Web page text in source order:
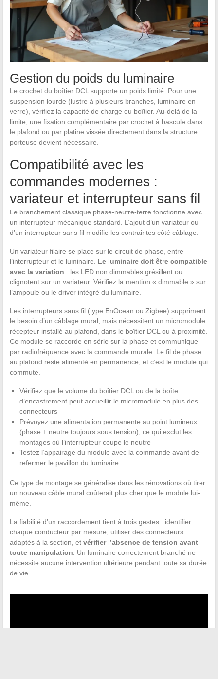
Gestion du poids du luminaire
Le crochet du boîtier DCL supporte un poids limité. Pour une
suspension lourde (lustre à plusieurs branches, luminaire en
verre), vérifiez la capacité de charge du boîtier. Au-delà de la
limite, une fixation complémentaire par crochet à bascule dans
le plafond ou par platine vissée directement dans la structure
porteuse devient nécessaire.
Compatibilité avec les
commandes modernes :
variateur et interrupteur sans fil
Le branchement classique phase-neutre-terre fonctionne avec
un interrupteur mécanique standard. L’ajout d’un variateur ou
d’un interrupteur sans fil modifie les contraintes côté câblage.
Un variateur filaire se place sur le circuit de phase, entre
l’interrupteur et le luminaire. Le luminaire doit être compatible
avec la variation : les LED non dimmables grésillent ou
clignotent sur un variateur. Vérifiez la mention « dimmable » sur
l’ampoule ou le driver intégré du luminaire.
Les interrupteurs sans fil (type EnOcean ou Zigbee) suppriment
le besoin d’un câblage mural, mais nécessitent un micromodule
récepteur installé au plafond, dans le boîtier DCL ou à proximité.
Ce module se raccorde en série sur la phase et communique
par radiofréquence avec la commande murale. Le fil de phase
au plafond reste alimenté en permanence, et c’est le module qui
commute.
Vérifiez que le volume du boîtier DCL ou de la boîte
d’encastrement peut accueillir le micromodule en plus des
connecteurs
Prévoyez une alimentation permanente au point lumineux
(phase + neutre toujours sous tension), ce qui exclut les
montages où l’interrupteur coupe le neutre
Testez l’appairage du module avec la commande avant de
refermer le pavillon du luminaire
Ce type de montage se généralise dans les rénovations où tirer
un nouveau câble mural coûterait plus cher que le module lui-
même.
La fiabilité d’un raccordement tient à trois gestes : identifier
chaque conducteur par mesure, utiliser des connecteurs
adaptés à la section, et vérifier l’absence de tension avant
toute manipulation . Un luminaire correctement branché ne
nécessite aucune intervention ultérieure pendant toute sa durée
de vie.